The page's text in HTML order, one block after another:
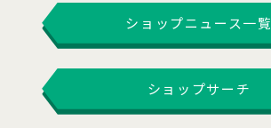
ショップニュース一覧
ショップサーチ